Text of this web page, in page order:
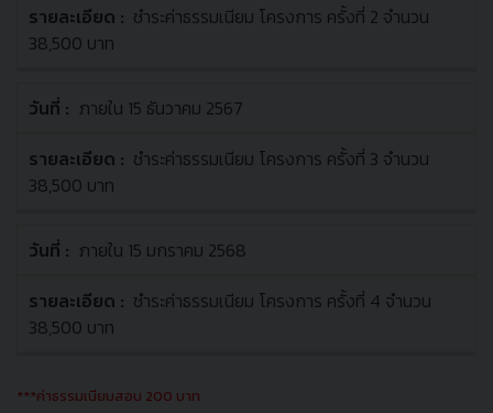
ชำระค่าธรรมเนียม โครงการ ครั้งที่ 2 จำนวน
38,500 บาท
ภายใน 15 ธันวาคม 2567
ชำระค่าธรรมเนียม โครงการ ครั้งที่ 3 จำนวน
38,500 บาท
ภายใน 15 มกราคม 2568
ชำระค่าธรรมเนียม โครงการ ครั้งที่ 4 จำนวน
38,500 บาท
***ค่าธรรมเนียมสอบ 200 บาท